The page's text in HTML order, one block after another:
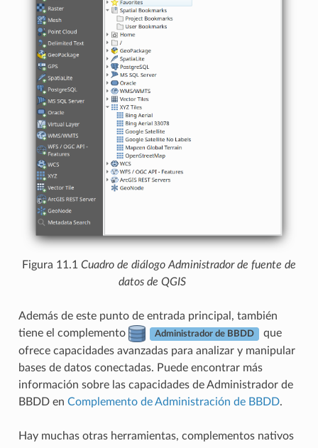
Figura 11.1 Cuadro de diálogo Administrador de fuente de
datos de QGIS
Además de este punto de entrada principal, también
tiene el complemento
Administrador de BBDD
que
ofrece capacidades avanzadas para analizar y manipular
bases de datos conectadas. Puede encontrar más
información sobre las capacidades de Administrador de
BBDD en Complemento de Administración de BBDD.
Hay muchas otras herramientas, complementos nativos